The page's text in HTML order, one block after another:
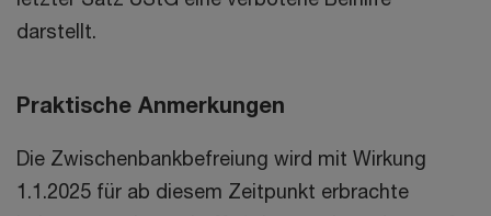
darstellt.
Praktische Anmerkungen
Die Zwischenbankbefreiung wird mit Wirkung
1.1.2025 für ab diesem Zeitpunkt erbrachte